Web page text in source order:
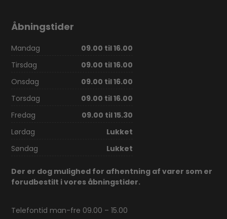
Åbningstider
Mandag
09.00 til 16.00
Tirsdag
09.00 til 16.00
Onsdag
09.00 til 16.00
Torsdag
09.00 til 16.00
Fredag
09.00 til 15.30
Lørdag
Lukket
Søndag
Lukket
Der er dog mulighed for afhentning af varer som er
forudbestilt i vores åbningstider.
Telefontid man-fre 09.00 – 15.00